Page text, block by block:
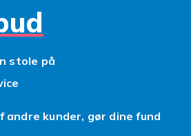
fås især som langskrællere
og bruges med en
som mange kender
på tværs og giver et fast
hvilket er praktisk ved
stole på
andre kunder, gør dine fund